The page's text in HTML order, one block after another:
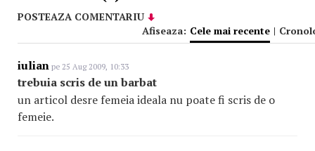
POSTEAZA COMENTARIU
Afiseaza: Cele mai recente |
iulian pe 25 Aug 2009, 10:33
trebuia scris de un barbat
un articol desre femeia ideala nu poate fi scris de o
femeie.